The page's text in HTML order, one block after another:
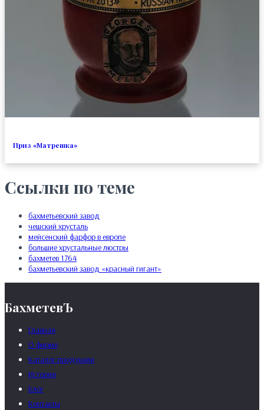
Приз «Матрешка»
Ссылки по теме
бахметьевский завод
чешский хрусталь
мейсенский фарфор в европе
большие хрустальные люстры
бахметев 1764
бахметьевский завод «красный гигант»
БахметевЪ
Главная
О фирме
Каталог продукции
История
Блог
Контакты